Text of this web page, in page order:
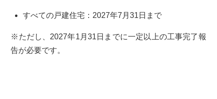
すべての戸建住宅：2027年7月31日まで
※ただし、2027年1月31日までに一定以上の工事完了報
告が必要です。